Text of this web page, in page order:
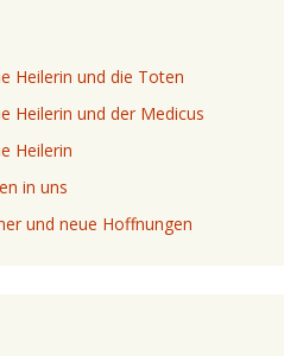
Heilerin und die Toten
Heilerin und der Medicus
Heilerin
in uns
und neue Hoffnungen